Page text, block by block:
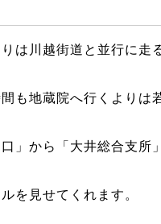
は川越街道と並行に走
も地蔵院へ行くよりは
」から「大井総合支所
を見せてくれます。